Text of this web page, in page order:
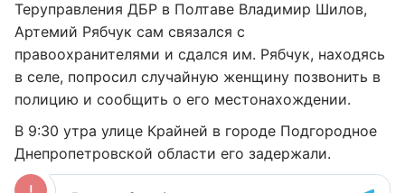
Теруправления ДБР в Полтаве Владимир Шилов,
Артемий Рябчук сам связался с
правоохранителями и сдался им. Рябчук, находясь
в селе, попросил случайную женщину позвонить в
полицию и сообщить о его местонахождении.
В 9:30 утра улице Крайней в городе Подгородное
Днепропетровской области его задержали.